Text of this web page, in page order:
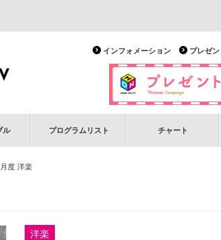
プレゼ
インフォメーション
ル プログラムリスト チャート
度 洋楽
洋楽